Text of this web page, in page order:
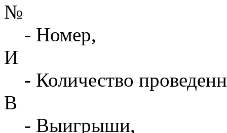
№
- Номер,
И
- Количество
В
- Выигрыши,